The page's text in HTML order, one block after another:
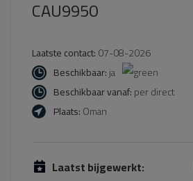
CAU9950
Laatste contact:07-08-2026
Beschikbaar:ja
Beschikbaar vanaf:per direct
Plaats:Oman
Laatst bijgewerkt: